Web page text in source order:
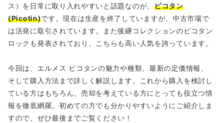
ス）を日常に取り入れやすいと話題なのが、 ピコタン
(Picotin)です。現在は生産を終了していますが、中古市場で
は活発に取引されています。また後継コレクションのピコタン
ロックも発表されており、こちらも高い人気を誇っています。
今回は、エルメス ピコタンの魅力や種類、最新の定価情報、
そして購入方法まで詳しく解説します。これから購入を検討し
ている方はもちろん、売却を考えている方にとっても役立つ情
報を徹底網羅。初めての方でも分かりやすいようにご紹介しま
すので、ぜひ最後までご覧ください！